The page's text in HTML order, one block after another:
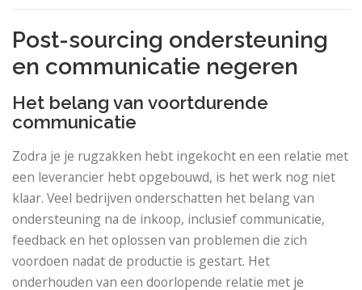
Post-sourcing ondersteuning
en communicatie negeren
Het belang van voortdurende
communicatie
Zodra je je rugzakken hebt ingekocht en een relatie met
een leverancier hebt opgebouwd, is het werk nog niet
klaar. Veel bedrijven onderschatten het belang van
ondersteuning na de inkoop, inclusief communicatie,
feedback en het oplossen van problemen die zich
voordoen nadat de productie is gestart. Het
onderhouden van een doorlopende relatie met je